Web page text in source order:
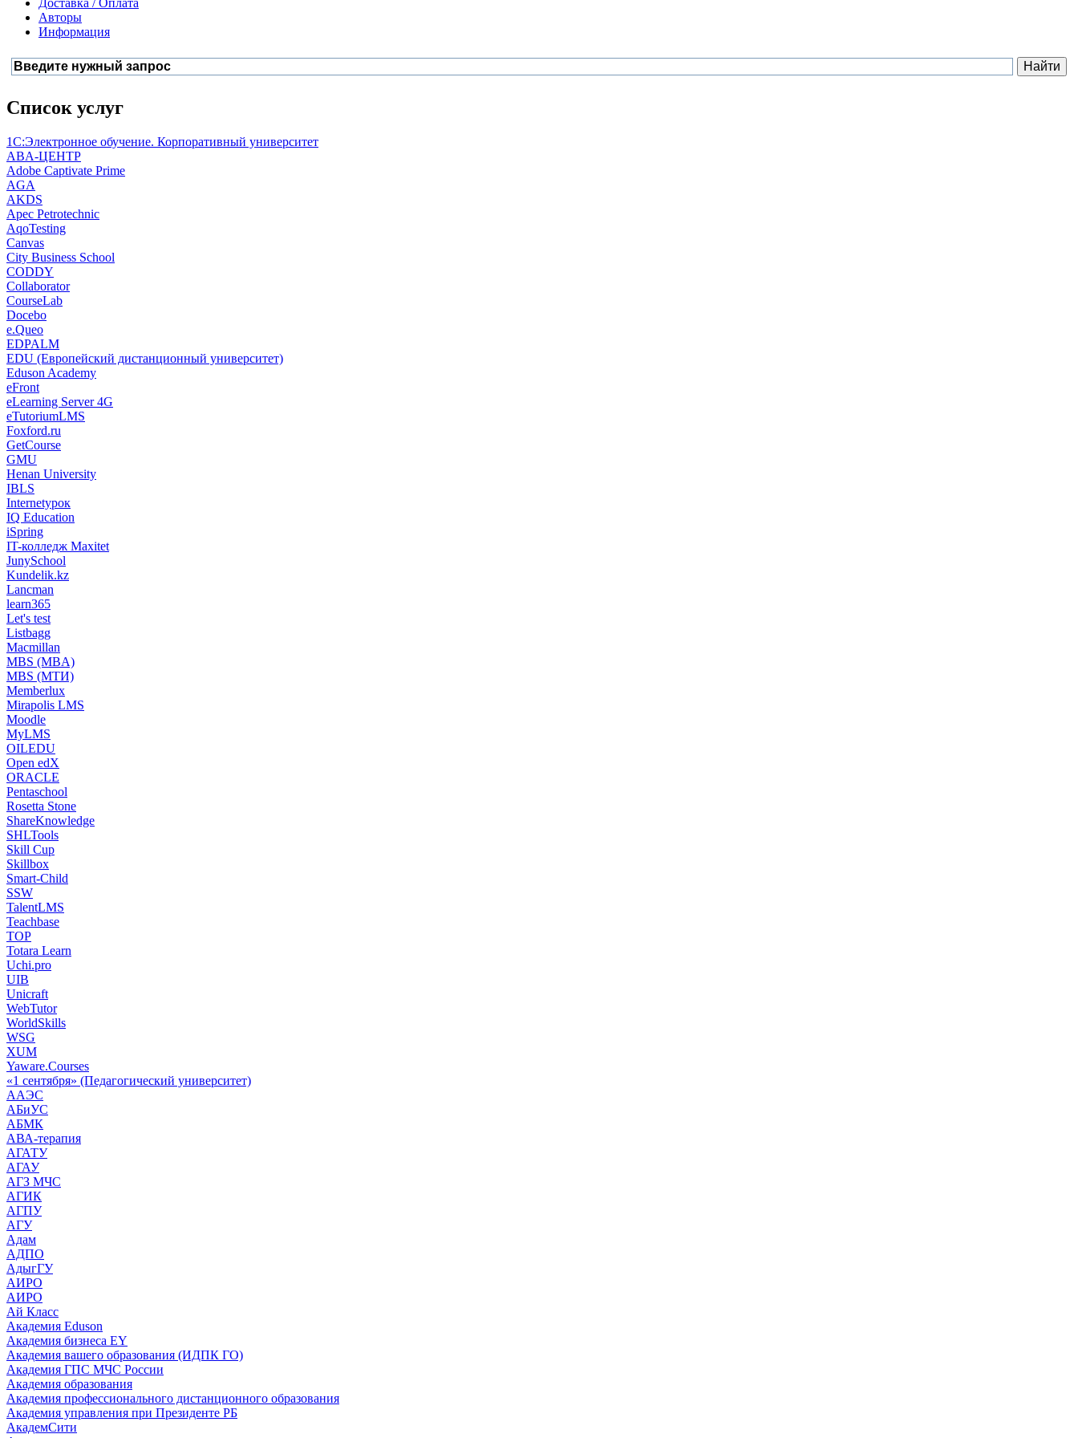
Доставка / Оплата
Авторы
Информация
Список услуг
1С:Электронное обучение. Корпоративный университет
ABA-ЦЕНТР
Adobe Captivate Prime
AGA
AKDS
Apec Petrotechnic
AqoTesting
Canvas
City Business School
CODDY
Collaborator
CourseLab
Docebo
e.Queo
EDPALM
EDU (Европейский дистанционный университет)
Eduson Academy
eFront
eLearning Server 4G
eTutoriumLMS
Foxford.ru
GetCourse
GMU
Henan University
IBLS
Internetурок
IQ Education
iSpring
IT-колледж Maxitet
JunySchool
Kundelik.kz
Lancman
learn365
Let's test
Listbagg
Macmillan
MBS (MBA)
MBS (МТИ)
Memberlux
Mirapolis LMS
Moodle
MyLMS
OILEDU
Open edX
ORACLE
Pentaschool
Rosetta Stone
ShareKnowledge
SHLTools
Skill Cup
Skillbox
Smart-Child
SSW
TalentLMS
Teachbase
TOP
Totara Learn
Uchi.pro
UIB
Unicraft
WebTutor
WorldSkills
WSG
XUM
Yaware.Courses
«1 сентября» (Педагогический университет)
ААЭС
АБиУС
АБМК
АВА-терапия
АГАТУ
АГАУ
АГЗ МЧС
АГИК
АГПУ
АГУ
Адам
АДПО
АдыгГУ
АИРО
АИРО
Ай Класс
Академия Eduson
Академия бизнеса EY
Академия вашего образования (ИДПК ГО)
Академия ГПС МЧС России
Академия образования
Академия профессионального дистанционного образования
Академия управления при Президенте РБ
АкадемСити